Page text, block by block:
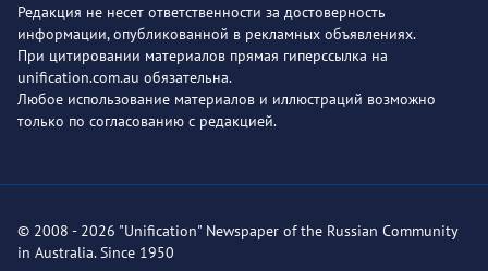
Редакция не несет ответственности за достоверность
информации, опубликованной в рекламных объявлениях.
При цитировании материалов прямая гиперссылка на
unification.com.au обязательна.
Любое использование материалов и иллюстраций возможно
только по согласованию с редакцией.
© 2008 - 2026 "Unification" Newspaper of the Russian Community
in Australia. Since 1950